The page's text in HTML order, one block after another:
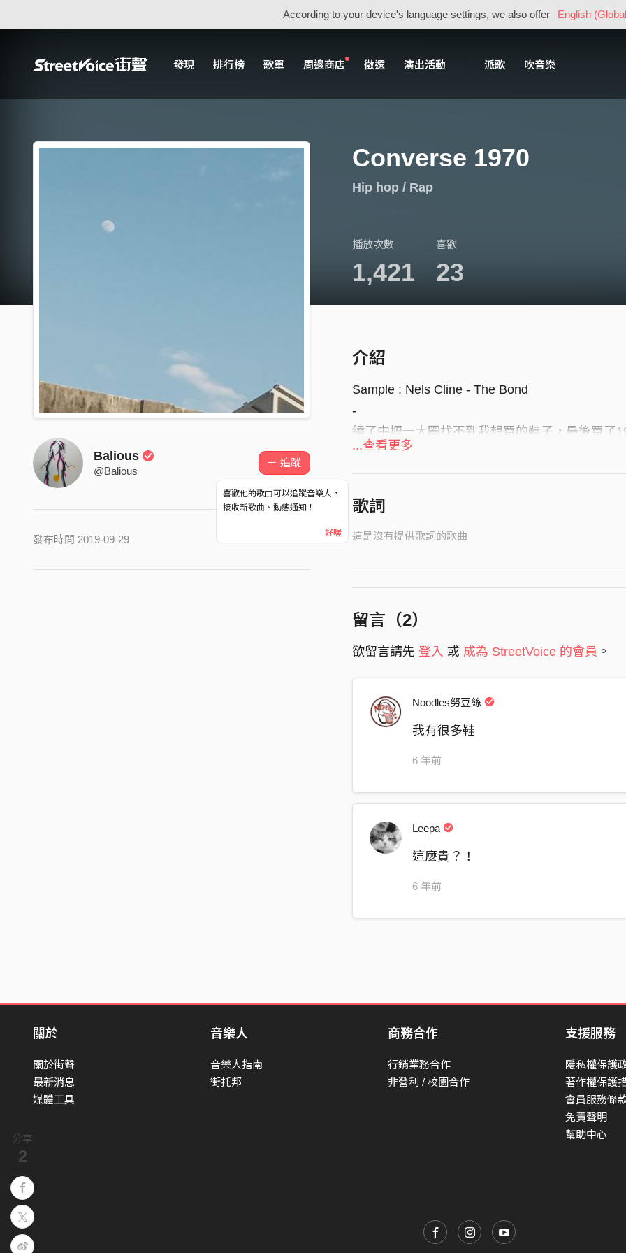
According to your device's language settings, we also offer English
發現 排行榜 歌單 周邊商店 徵選 演出活動 派歌 吹音樂
分享
2
Converse 1970
Hip hop / Rap
播放次數
1,421
喜歡
23
Balious
@Balious
＋ 追蹤
喜歡他的歌曲可以追蹤音樂人，
接收新歌曲、動態通知！
好喔
發布時間 2019-09-29
介紹
Sample : Nels Cline - The Bond
-
繞了中壢一大圈找不到我想買的鞋子，最後買了
...查看更多
歌詞
這是沒有提供歌詞的歌曲
留言（2）
欲留言請先 登入 或 成為 StreetVoice 的會員 。
Noodles努豆絲
我有很多鞋
6 年前
Leepa
這麼貴？！
6 年前
關於
關於街聲
最新消息
媒體工具
音樂人
音樂人指南
街托邦
商務合作
行銷業務合作
非營利 / 校園合作
支援服務
隱私權保護
著作權保護
會員服務條
免責聲明
幫助中心